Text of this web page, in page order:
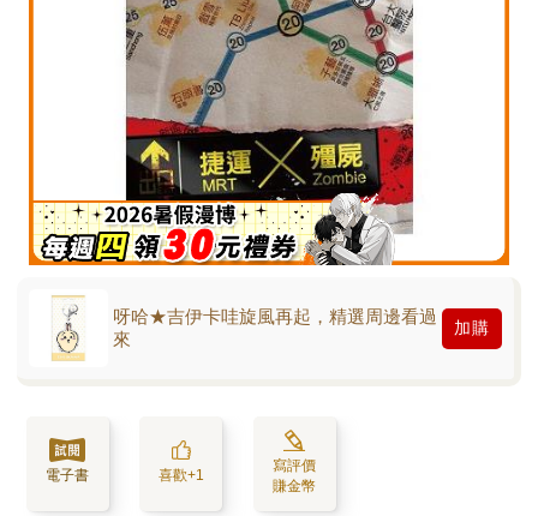
呀哈★吉伊卡哇旋風再起，精選周邊看過
來
加購
電子書 喜歡+1
寫評價
賺金幣